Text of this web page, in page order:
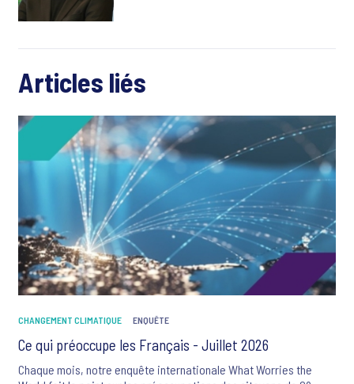
Articles liés
CHANGEMENT CLIMATIQUE ENQUÊTE
Ce qui préoccupe les Français - Juillet 2026
Chaque mois, notre enquête internationale What Worries the